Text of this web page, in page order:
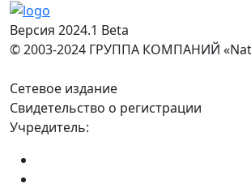
Версия 2024.1 Beta
© 2003-2024 ГРУППА КОМПАНИЙ
Сетевое издание
Свидетельство о регистрации
Учредитель: